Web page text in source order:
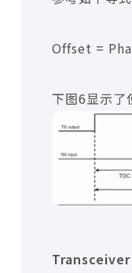
Offset =
下图6显示了